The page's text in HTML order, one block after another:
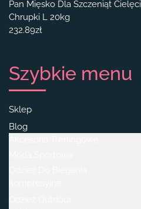
Pan Mięsko Dla Szczeniąt
Chrupki L 20kg
232.89zł
Szybkie menu
Sklep
Blog